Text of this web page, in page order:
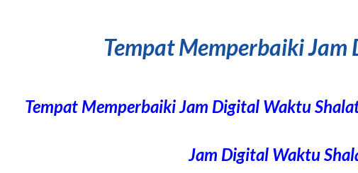
Tempat Memperbaiki
Tempat Memperbaiki Jam Digital Waktu
Jam Digital Waktu